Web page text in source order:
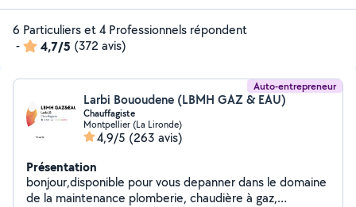
6 Particuliers et 4 Professionnels répondent
-
4,7/5 (372 avis)
Auto-entrepreneur
Larbi Bououdene (LBMH GAZ & EAU)
Chauffagiste
Montpellier (La Lironde)
4,9/5 (263 avis)
Présentation
bonjour,disponible pour vous depanner dans le domaine
de la maintenance plomberie, chaudière à gaz,